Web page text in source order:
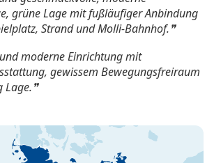
grüne Lage mit fußläufiger Anbindung
Strand und Molli-Bahnhof.
moderne Einrichtung mit
gewissem Bewegungsfreiraum
Lage.